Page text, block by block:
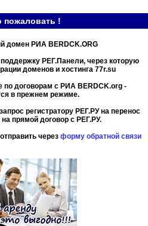
пожаловать !
домен РИА BERDCK.ORG
РЕГ.Панели, через которую
доменов и хостинга 77r.su
договорам с РИА BERDCK.org -
в прежнем режиме.
регистратору РЕГ.РУ на перенос
прямой договор с РЕГ.РУ.
через форму обратной связи